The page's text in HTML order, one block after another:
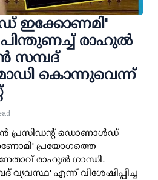
ഇക്കോണമി'
രാഹുല്‍
സമ്പദ്
കൊന്നുവെന്ന്
പ്രസിഡന്റ് ഡൊണാള്‍ഡ്
പ്രയോഗത്തെ
രാഹുല്‍ ഗാന്ധി.
വ്യവസ്ഥ' എന്ന് വിശേഷിപ്പിച്ച